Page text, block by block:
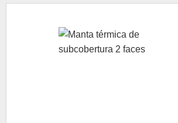
rajadas intensas de vento, excesso de chu....